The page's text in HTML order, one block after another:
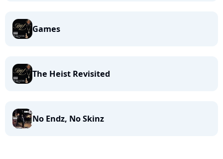
Games
The Heist Revisited
No Endz, No Skinz